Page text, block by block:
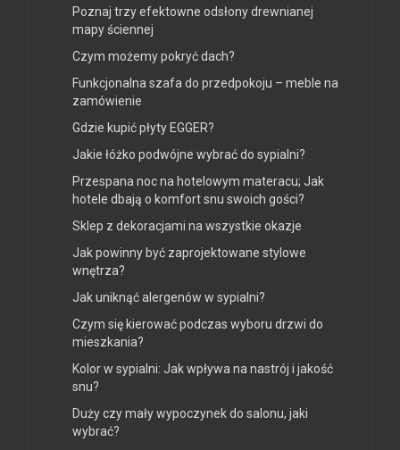
Poznaj trzy efektowne odsłony drewnianej
mapy ściennej
Czym możemy pokryć dach?
Funkcjonalna szafa do przedpokoju – meble na
zamówienie
Gdzie kupić płyty EGGER?
Jakie łóżko podwójne wybrać do sypialni?
Przespana noc na hotelowym materacu; Jak
hotele dbają o komfort snu swoich gości?
Sklep z dekoracjami na wszystkie okazje
Jak powinny być zaprojektowane stylowe
wnętrza?
Jak uniknąć alergenów w sypialni?
Czym się kierować podczas wyboru drzwi do
mieszkania?
Kolor w sypialni: Jak wpływa na nastrój i jakość
snu?
Duży czy mały wypoczynek do salonu, jaki
wybrać?